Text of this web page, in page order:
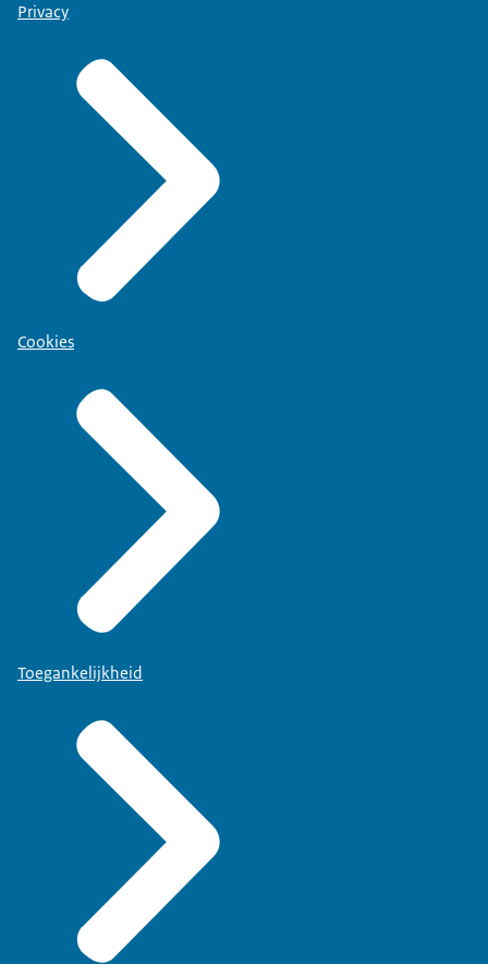
Privacy
Cookies
Toegankelijkheid